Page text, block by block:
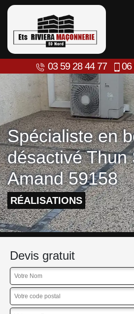
03 59 28 44 77 06
Spécialiste en
désactivé Thun
Amand 59158
RÉALISATIONS
Devis gratuit